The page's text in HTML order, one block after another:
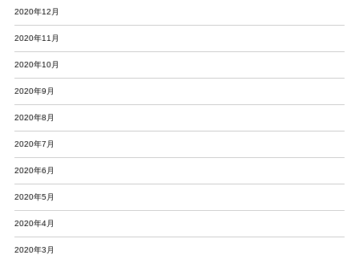
2020年12月
2020年11月
2020年10月
2020年9月
2020年8月
2020年7月
2020年6月
2020年5月
2020年4月
2020年3月